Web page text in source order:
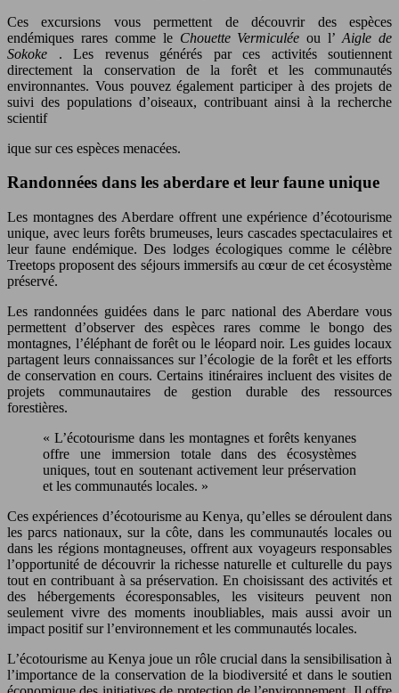
Ces excursions vous permettent de découvrir des espèces
endémiques rares comme le Chouette Vermiculéeou l’Aigle de
Sokoke . Les revenus générés par ces activités soutiennent
directement la conservation de la forêt et les communautés
environnantes. Vous pouvez également participer à des projets de
suivi des populations d’oiseaux, contribuant ainsi à la recherche
scientif
ique sur ces espèces menacées.
Randonnées dans les aberdare et leur faune unique
Les montagnes des Aberdare offrent une expérience d’écotourisme
unique, avec leurs forêts brumeuses, leurs cascades spectaculaires et
leur faune endémique. Des lodges écologiques comme le célèbre
Treetops proposent des séjours immersifs au cœur de cet écosystème
préservé.
Les randonnées guidées dans le parc national des Aberdare vous
permettent d’observer des espèces rares comme le bongo des
montagnes, l’éléphant de forêt ou le léopard noir. Les guides locaux
partagent leurs connaissances sur l’écologie de la forêt et les efforts
de conservation en cours. Certains itinéraires incluent des visites de
projets communautaires de gestion durable des ressources
forestières.
« L’écotourisme dans les montagnes et forêts kenyanes
offre une immersion totale dans des écosystèmes
uniques, tout en soutenant activement leur préservation
et les communautés locales. »
Ces expériences d’écotourisme au Kenya, qu’elles se déroulent dans
les parcs nationaux, sur la côte, dans les communautés locales ou
dans les régions montagneuses, offrent aux voyageurs responsables
l’opportunité de découvrir la richesse naturelle et culturelle du pays
tout en contribuant à sa préservation. En choisissant des activités et
des hébergements écoresponsables, les visiteurs peuvent non
seulement vivre des moments inoubliables, mais aussi avoir un
impact positif sur l’environnement et les communautés locales.
L’écotourisme au Kenya joue un rôle crucial dans la sensibilisation à
l’importance de la conservation de la biodiversité et dans le soutien